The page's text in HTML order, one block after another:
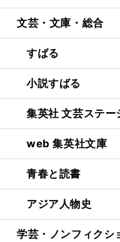
文芸・文庫・総合
すばる
小説すばる
集英社 文芸ステー
web 集英社文庫
青春と読書
アジア人物史
学芸・ノンフィクシ